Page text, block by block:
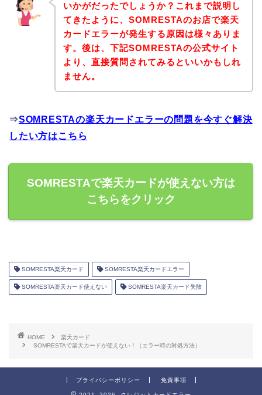
いかがだったでしょうか？これまで説明し
てきたように、SOMRESTAのお店で楽天
カードエラーが発生する原因は様々ありま
す。後は、下記SOMRESTAの公式サイト
より、直接質問されてみるといいかもしれ
ません。
⇒SOMRESTAの楽天カードエラーの問題を今すぐ解決
したい方はこちら
SOMRESTAで楽天カードが使えない方は
こちらをクリック
SOMRESTA楽天カード SOMRESTA楽天カードエラー
SOMRESTA楽天カード使えない SOMRESTA楽天カード失敗
HOME
楽天カード
SOMRESTAで楽天カードが使えない！（エラー時の対処方法）
プライバシーポリシー 免責事項